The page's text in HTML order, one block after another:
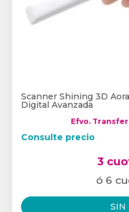
Scanner Shining 3D
Digital Avanzada
Efvo.
Consulte precio
3
ó 6
SIN